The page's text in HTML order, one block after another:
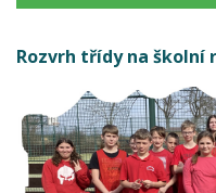
Rozvrh třídy na školní